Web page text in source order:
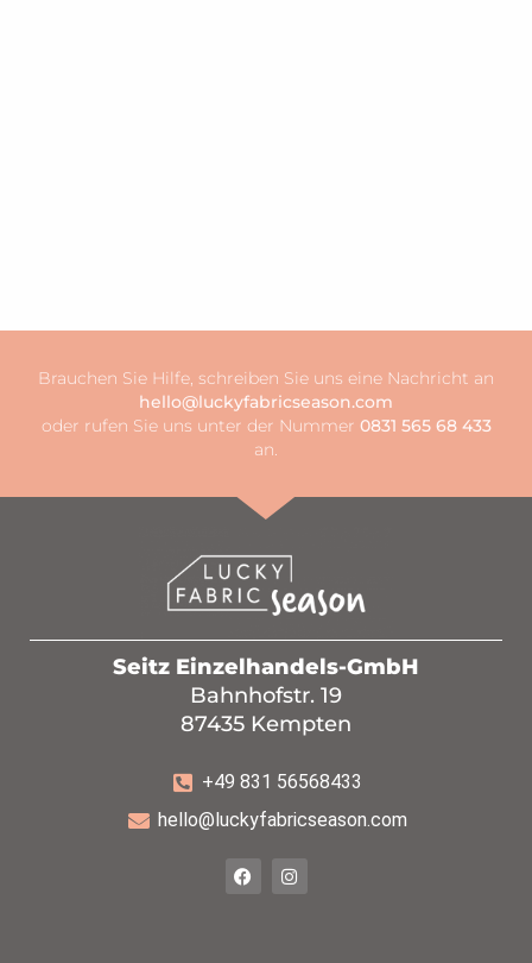
Brauchen Sie Hilfe, schreiben Sie uns eine Nachricht an
hello@luckyfabricseason.com
oder rufen Sie uns unter der Nummer 0831 565 68 433
an.
Seitz Einzelhandels-GmbH
Bahnhofstr. 19
87435 Kempten
+49 831 56568433
hello@luckyfabricseason.com